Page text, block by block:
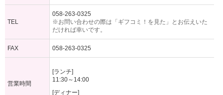
TEL
058-263-0325
※お問い合わせの際は「ギフコミ！を見た」とお伝えいた
だければ幸いです。
FAX 058-263-0325
営業時間
[ランチ]
11:30～14:00
[ディナー]